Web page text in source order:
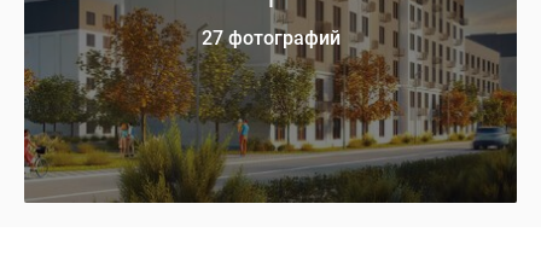
27 фотографий